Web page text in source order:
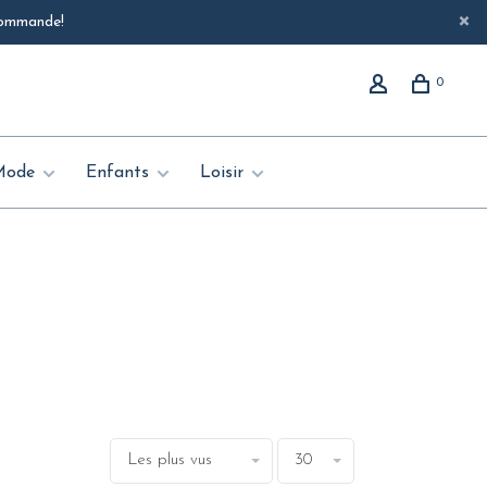
0
Enfants Loisir
Les plus vus 30